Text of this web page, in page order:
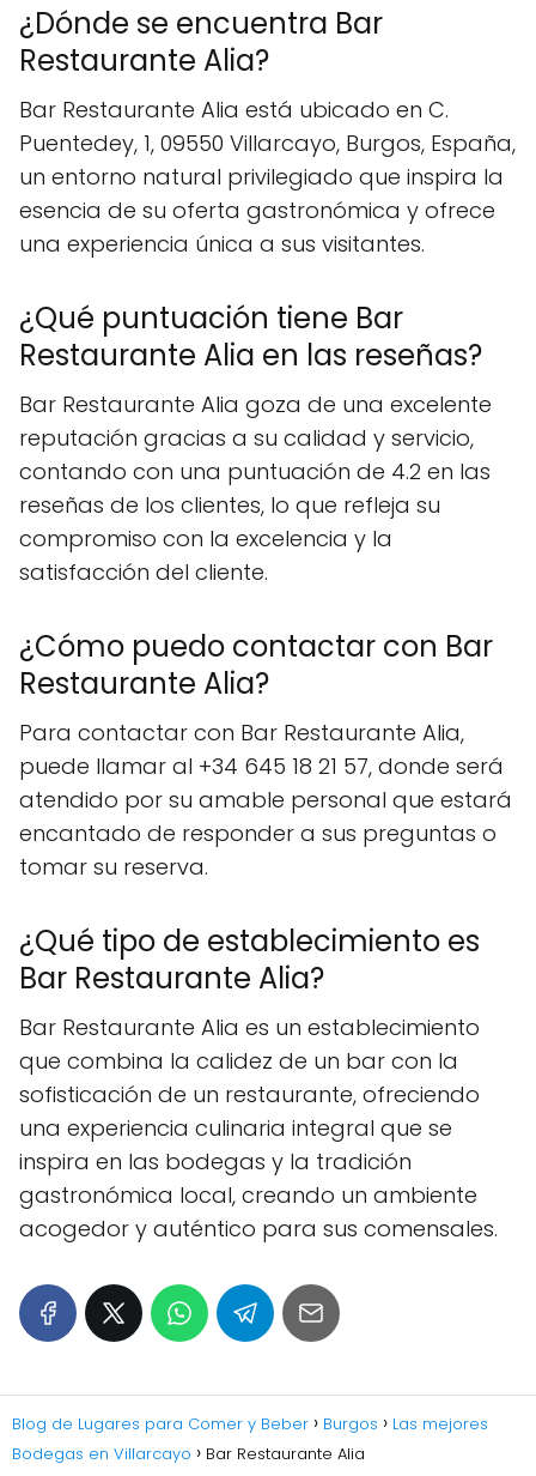
¿Dónde se encuentra Bar
Restaurante Alia?
Bar Restaurante Alia está ubicado en C.
Puentedey, 1, 09550 Villarcayo, Burgos, España,
un entorno natural privilegiado que inspira la
esencia de su oferta gastronómica y ofrece
una experiencia única a sus visitantes.
¿Qué puntuación tiene Bar
Restaurante Alia en las reseñas?
Bar Restaurante Alia goza de una excelente
reputación gracias a su calidad y servicio,
contando con una puntuación de 4.2 en las
reseñas de los clientes, lo que refleja su
compromiso con la excelencia y la
satisfacción del cliente.
¿Cómo puedo contactar con Bar
Restaurante Alia?
Para contactar con Bar Restaurante Alia,
puede llamar al +34 645 18 21 57, donde será
atendido por su amable personal que estará
encantado de responder a sus preguntas o
tomar su reserva.
¿Qué tipo de establecimiento es
Bar Restaurante Alia?
Bar Restaurante Alia es un establecimiento
que combina la calidez de un bar con la
sofisticación de un restaurante, ofreciendo
una experiencia culinaria integral que se
inspira en las bodegas y la tradición
gastronómica local, creando un ambiente
acogedor y auténtico para sus comensales.
Blog de Lugares para Comer y Beber Burgos
Las mejores
Bodegas en Villarcayo
Bar Restaurante Alia